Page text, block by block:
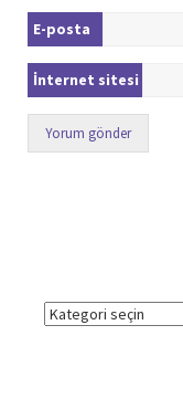
E-posta
İnternet sitesi
KATEGORİLER